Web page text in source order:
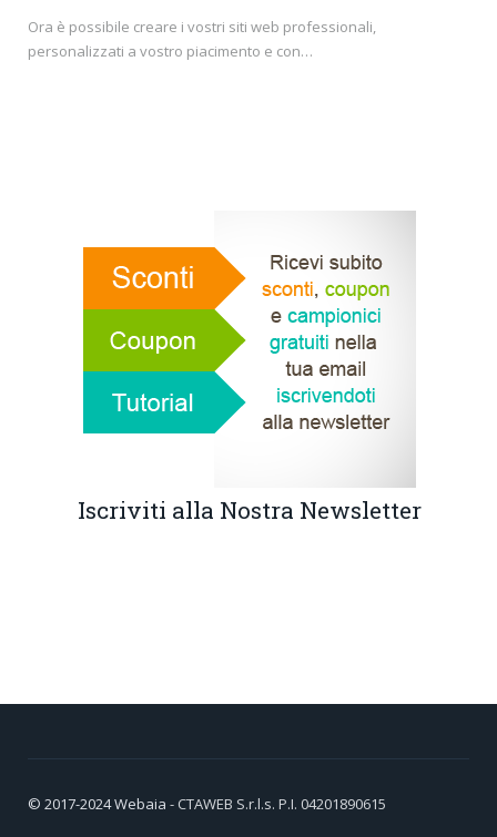
Ora è possibile creare i vostri siti web professionali,
personalizzati a vostro piacimento e con…
Iscriviti alla Nostra Newsletter
© 2017-2024Webaia - CTAWEB S.r.l.s. P.I. 04201890615